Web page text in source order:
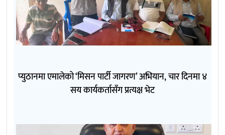
प्युठानमा एमालेको ‘मिसन पार्टी जागरण’ अभियान, चार दिनमा ४
सय कार्यकर्तासँग प्रत्यक्ष भेट